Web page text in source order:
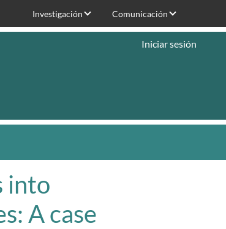
Investigación Comunicación
Iniciar sesión
into
A case